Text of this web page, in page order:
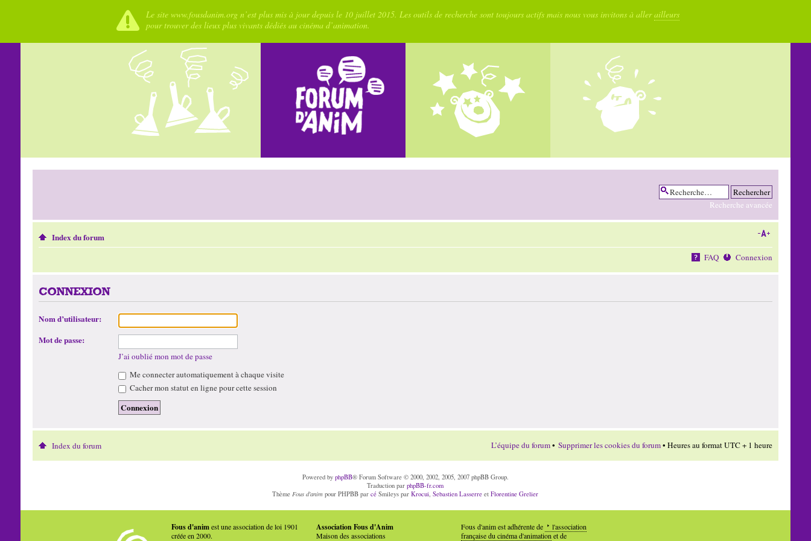
Le site www.fousdanim.org n’est plus mis à jour depuis le 10 juillet 2015. Les outils de recherche sont toujours actifs mais nous vous invitons à allerailleurs
pour trouver des lieux plus vivants dédiés au cinéma d’animation.
Recherche avancée
Index du forum
FAQ Connexion
CONNEXION
Nom d’utilisateur:
Mot de passe:
J’ai oublié mon mot de passe
Me connecter automatiquement à chaque visite
Cacher mon statut en ligne pour cette session
Index du forum L’équipe du forum• Supprimer les cookies du forum• Heures au format UTC + 1 heure
Powered by phpBB® Forum Software © 2000, 2002, 2005, 2007 phpBB Group.
Traduction parphpBB-fr.com
Thème Fous d'anim pour PHPBB parcé Smileys parKrocui ,Sebastien Lasserre etFlorentine Grelier
Fous d'animest une association de loi 1901
créée en 2000.
Association Fous d'Anim
Maison des associations
Fous d'anim est adhérente de
l'association
française du cinéma d'animation et de